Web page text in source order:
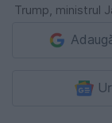
Trump, ministrul